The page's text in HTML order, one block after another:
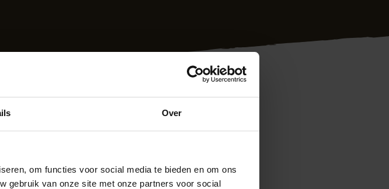
Over
om functies voor social media te bieden en om ons
gebruik van onze site met onze partners voor social